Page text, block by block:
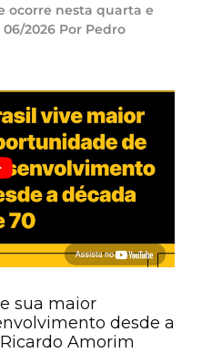
ocorre nesta quarta e
2026 Por Pedro
sua maior
desde a
Amorim